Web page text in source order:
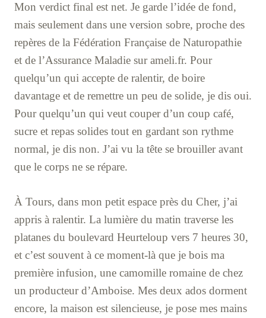
Mon verdict final est net. Je garde l’idée de fond,
mais seulement dans une version sobre, proche des
repères de la Fédération Française de Naturopathie
et de l’Assurance Maladie sur ameli.fr. Pour
quelqu’un qui accepte de ralentir, de boire
davantage et de remettre un peu de solide, je dis oui.
Pour quelqu’un qui veut couper d’un coup café,
sucre et repas solides tout en gardant son rythme
normal, je dis non. J’ai vu la tête se brouiller avant
que le corps ne se répare.
À Tours, dans mon petit espace près du Cher, j’ai
appris à ralentir. La lumière du matin traverse les
platanes du boulevard Heurteloup vers 7 heures 30,
et c’est souvent à ce moment-là que je bois ma
première infusion, une camomille romaine de chez
un producteur d’Amboise. Mes deux ados dorment
encore, la maison est silencieuse, je pose mes mains